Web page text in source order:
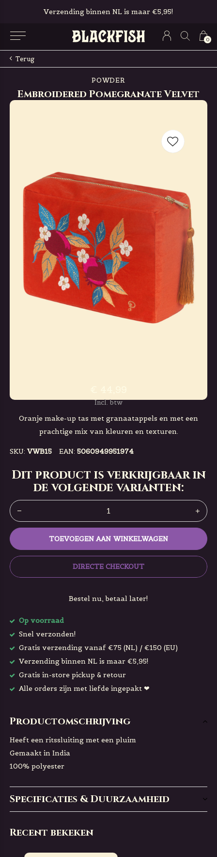
0
Verzending binnen NL is maar €5,95!
Terug
POWDER
Embroidered Pomegranate Velvet
Incl. btw
Oranje make-up tas met granaatappels en met een
prachtige mix van kleuren en texturen.
SKU:VWB15 EAN: 5060949951974
Dit product is verkrijgbaar in
de volgende varianten:
TOEVOEGEN AAN WINKELWAGEN
DIRECTE CHECKOUT
Bestel nu, betaal later!
Op voorraad
Snel verzonden!
Gratis verzending vanaf €75 (NL) / €150 (EU)
Verzending binnen NL is maar €5,95!
Gratis in-store pickup & retour
Alle orders zijn met liefde ingepakt ❤
Productomschrijving
Heeft een ritssluiting met een pluim
Gemaakt in India
100% polyester
Specificaties & Duurzaamheid
Recent bekeken